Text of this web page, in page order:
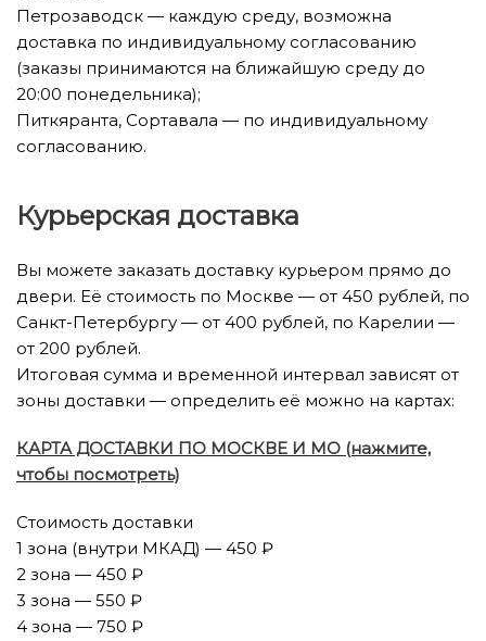
Петрозаводск — каждую среду, возможна
доставка по индивидуальному согласованию
(заказы принимаются на ближайшую среду до
20:00 понедельника);
Питкяранта, Сортавала — по индивидуальному
согласованию.
Курьерская доставка
Вы можете заказать доставку курьером прямо до
двери. Её стоимость по Москве — от 450 рублей, по
Санкт-Петербургу — от 400 рублей, по Карелии —
от 200 рублей.
Итоговая сумма и временной интервал зависят от
зоны доставки — определить её можно на картах:
КАРТА ДОСТАВКИ ПО МОСКВЕ И МО (нажмите,
чтобы посмотреть)
Стоимость доставки
1 зона (внутри МКАД) — 450 ₽
2 зона — 450 ₽
3 зона — 550 ₽
4 зона — 750 ₽